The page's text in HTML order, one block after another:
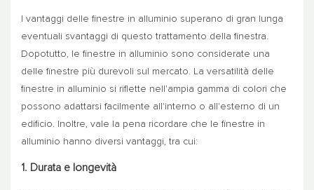
I vantaggi delle finestre in alluminio superano di gran lunga
eventuali svantaggi di questo trattamento della finestra.
Dopotutto, le finestre in alluminio sono considerate una
delle finestre più durevoli sul mercato. La versatilità delle
finestre in alluminio si riflette nell'ampia gamma di colori che
possono adattarsi facilmente all'interno o all'esterno di un
edificio. Inoltre, vale la pena ricordare che le finestre in
alluminio hanno diversi vantaggi, tra cui:
1. Durata e longevità